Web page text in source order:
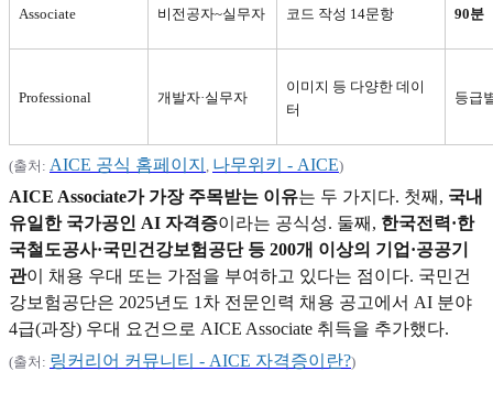
Associate 비전공자~실무자 코드 작성 14문항 90분
Professional 개발자·실무자
이미지 등 다양한 데이
터
등급
(출처: AICE 공식 홈페이지 나무위키 - AICE)
AICE Associate가 가장 주목받는 이유는 두 가지다. 첫째, 국내
유일한 국가공인 AI 자격증이라는 공식성. 둘째, 한국전력·한
국철도공사·국민건강보험공단 등 200개 이상의 기업·공공기
관이 채용 우대 또는 가점을 부여하고 있다는 점이다. 국민건
강보험공단은 2025년도 1차 전문인력 채용 공고에서 AI 분야
4급(과장) 우대 요건으로 AICE Associate 취득을 추가했다.
(출처: 링커리어 커뮤니티 - AICE 자격증이란?)